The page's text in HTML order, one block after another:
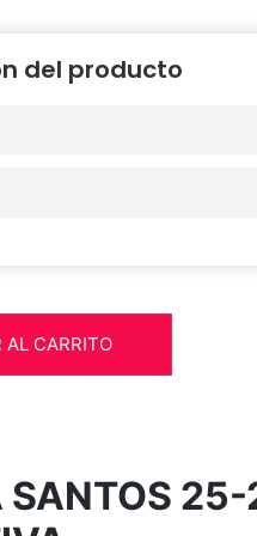
del producto
AL CARRITO
SANTOS